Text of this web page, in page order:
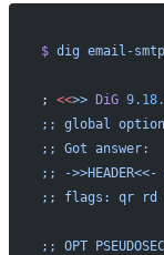
$ dig email-
; <<>> DiG
;; global
;; Got answer:
;; -
;; flags: qr rd ra;
;; OPT